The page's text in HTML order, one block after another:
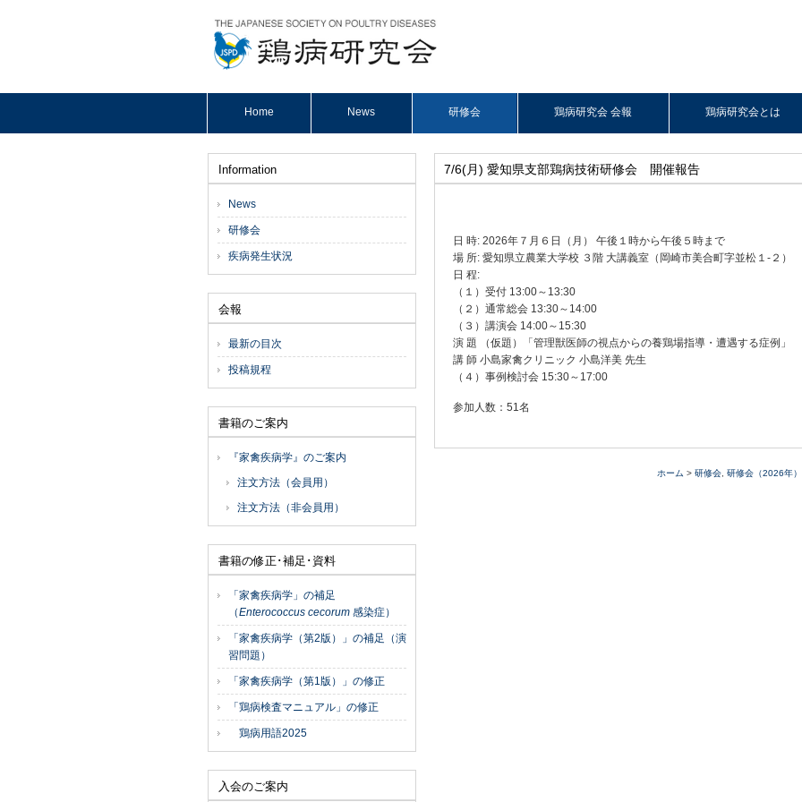
Home News 研修会 鶏病研究会 会報 鶏病研究会とは
7/6(月) 愛知県支部鶏病技術研修会 開催報告
日 時: 2026年７月６日（月） 午後１時から午後５時まで
場 所: 愛知県立農業大学校 ３階 大講義室（岡崎市美合町字並松１-２）
日 程:
（１）受付 13:00～13:30
（２）通常総会 13:30～14:00
（３）講演会 14:00～15:30
演 題 （仮題）「管理獣医師の視点からの養鶏場指導・遭遇する症例」
講 師 小島家禽クリニック 小島洋美 先生
（４）事例検討会 15:30～17:00
参加人数：51名
ホーム > 研修会 研修会（2026年）
Information
News
研修会
疾病発生状況
会報
最新の目次
投稿規程
書籍のご案内
『家禽疾病学』のご案内
注文方法（会員用）
注文方法（非会員用）
書籍の修正･補足･資料
「家禽疾病学」の補足
（Enterococcus cecorum 感染症）
「家禽疾病学（第2版）」の補足（演
習問題）
「家禽疾病学（第1版）」の修正
「鶏病検査マニュアル」の修正
鶏病用語2025
入会のご案内